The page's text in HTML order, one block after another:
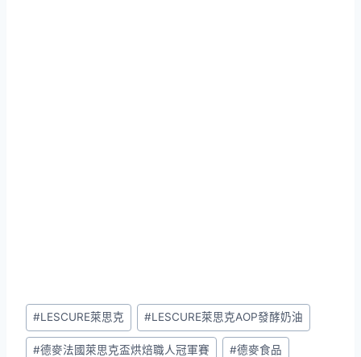
Post
Tags:
#LESCURE萊思克 #LESCURE萊思克AOP發酵奶油
#德麥法國萊思克盃烘焙職人冠軍賽 #德麥食品